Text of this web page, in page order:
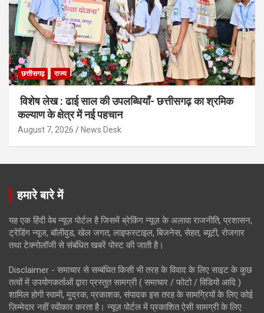
छत्तीसगढ़ राज्य
विशेष लेख : ढाई साल की उपलब्धियाँ- छत्तीसगढ़ का श्रमिक
कल्याण के क्षेत्र में नई पहचान
August 7, 2026 News Desk
हमारे बारे में
यह एक हिंदी वेब न्यूज़ पोर्टल है जिसमें ब्रेकिंग न्यूज़ के अलावा राजनीति, प्रशासन,
ट्रेंडिंग न्यूज, बॉलीवुड, खेल जगत, लाइफस्टाइल, बिजनेस, सेहत, ब्यूटी, रोजगार
तथा टेक्नोलॉजी से संबंधित खबरें पोस्ट की जाती है।
Disclaimer - समाचार से सम्बंधित किसी भी तरह के विवाद के लिए साइट के कुछ
तत्वों में उपयोगकर्ताओं द्वारा प्रस्तुत सामग्री ( समाचार / फोटो / विडियो आदि )
शामिल होगी स्वामी, मुद्रक, प्रकाशक, संपादक इस तरह के सामग्रियों के लिए कोई
ज़िम्मेदार नहीं स्वीकार करता है। न्यूज़ पोर्टल में प्रकाशित ऐसी सामग्री के लिए